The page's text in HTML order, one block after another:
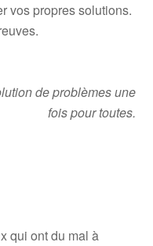
vos propres solutions.
de problèmes une
fois pour toutes.
qui ont du mal à